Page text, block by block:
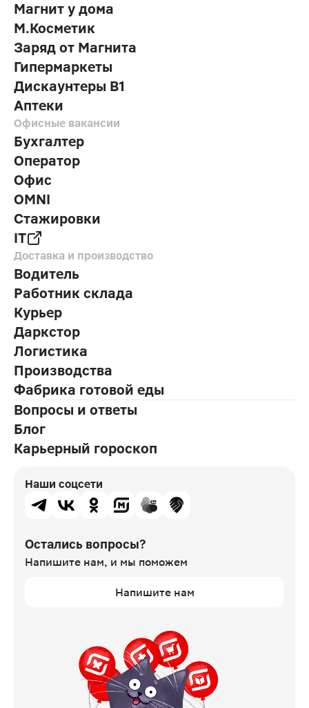
Магнит у дома
М.Косметик
Заряд от Магнита
Гипермаркеты
Дискаунтеры В1
Аптеки
Офисные вакансии
Бухгалтер
Оператор
Офис
OMNI
Стажировки
IT
Доставка и производство
Водитель
Работник склада
Курьер
Даркстор
Логистика
Производства
Фабрика готовой еды
Вопросы и ответы
Блог
Карьерный гороскоп
Наши соцсети
Остались вопросы?
Напишите нам, и мы поможем
Напишите нам